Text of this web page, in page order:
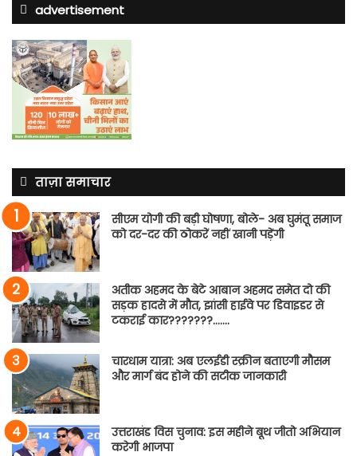
advertisement
ताज़ा समाचार
सीएम योगी की बड़ी घोषणा, बोले- अब घुमंतू समाज
को दर-दर की ठोकरें नहीं खानी पड़ेंगी
अतीक अहमद के बेटे आबान अहमद समेत दो की
सड़क हादसे में मौत, झांसी हाईवे पर डिवाइडर से
टकराई कार???????…….
चारधाम यात्रा: अब एलईडी स्क्रीन बताएगी मौसम
और मार्ग बंद होने की सटीक जानकारी
उत्तराखंड विस चुनाव: इस महीने बूथ जीतो अभियान
करेगी भाजपा